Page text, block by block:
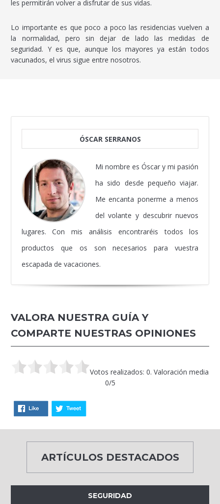
les permitirán volver a disfrutar de sus vidas.
Lo importante es que poco a poco las residencias vuelven a
la normalidad, pero sin dejar de lado las medidas de
seguridad. Y es que, aunque los mayores ya están todos
vacunados, el virus sigue entre nosotros.
ÓSCAR SERRANOS
Mi nombre es Óscar y mi pasión
ha sido desde pequeño viajar.
Me encanta ponerme a menos
del volante y descubrir nuevos
lugares. Con mis análisis encontraréis todos los
productos que os son necesarios para vuestra
escapada de vacaciones.
VALORA NUESTRA GUÍA Y
COMPARTE NUESTRAS OPINIONES
Votos realizados: 0. Valoración media
0/5
ARTÍCULOS DESTACADOS
SEGURIDAD